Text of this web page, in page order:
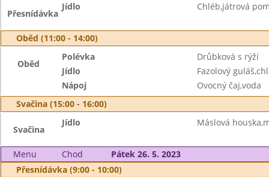
Přesnídávka
Jídlo Chléb,játrová
Oběd (11:00 - 14:00)
Oběd
Polévka
Drůbková s rýží
Jídlo
Fazolový
Nápoj
Ovocný čaj,voda
Svačina (15:00 - 16:00)
Svačina
Jídlo Máslová
Menu Chod
Pátek 26. 5. 2023
Přesnídávka (9:00 - 10:00)